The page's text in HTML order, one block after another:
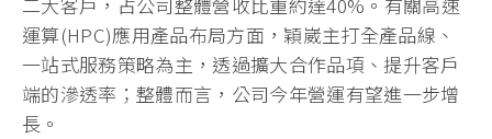
運算(HPC)應用產品布局方面，穎崴主打全產品線、
一站式服務策略為主，透過擴大合作品項、提升客戶
端的滲透率；整體而言，公司今年營運有望進一步增
長。